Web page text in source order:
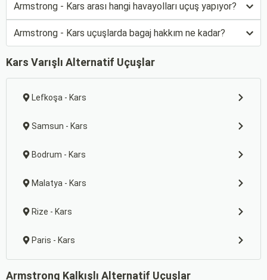
Armstrong - Kars arası hangi havayolları uçuş yapıyor?
Armstrong - Kars uçuşlarda bagaj hakkım ne kadar?
Kars Varışlı Alternatif Uçuşlar
Lefkoşa - Kars
Samsun - Kars
Bodrum - Kars
Malatya - Kars
Rize - Kars
Paris - Kars
Armstrong Kalkışlı Alternatif Uçuşlar